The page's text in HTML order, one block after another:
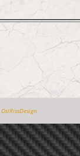
OsiRissDesign